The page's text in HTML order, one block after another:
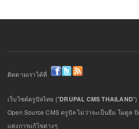
ติดตามเราได้ที่
เว็บไซต์ดรูปัลไทย ("DRUPAL CMS THAILAND")
Open Source CMS ดรูปัล ไม่ว่าจะเป็นธีม โมดูล
แต่งการแก้ไขต่างๆ